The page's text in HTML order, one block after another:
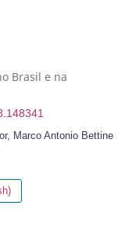
Brasil e na
Marco Antonio Bettine